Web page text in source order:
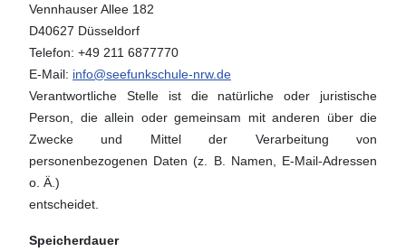
Vennhauser Allee 182
D40627 Düsseldorf
Telefon: +49 211 6877770
E-Mail: info@seefunkschule-nrw.de
Verantwortliche Stelle ist die natürliche oder juristische
Person, die allein oder gemeinsam mit anderen über die
Zwecke und Mittel der Verarbeitung von
personenbezogenen Daten (z. B. Namen, E-Mail-Adressen
o. Ä.)
entscheidet.
Speicherdauer